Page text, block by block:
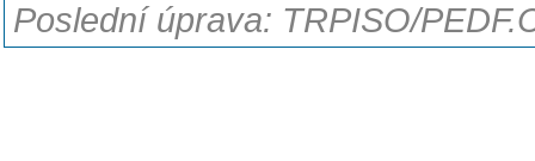
Poslední úprava: TRPISO/